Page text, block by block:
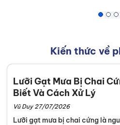
Kiến thức về
Lưỡi Gạt Mưa Bị Chai
Biết Và Cách Xử Lý
Vũ Duy 27/07/2026
Lưỡi gạt mưa bị chai cứng là